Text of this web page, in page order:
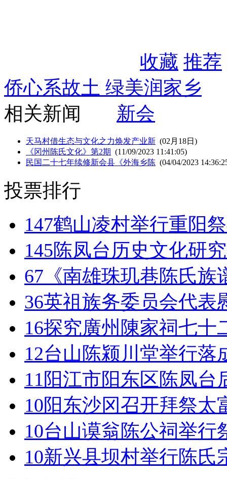
收藏 推荐
侨心系故土 绿美润家乡
相关新闻
新会
天马村借生态与文化之力焕发产业新 (02月18日)
《冈州陈氏文化》第2期 (11/09/2023 11:41:05)
民国二十七年续修新会县《外海乡陈 (04/04/2023
投票排行
147鹤山凌村举行重阳
145陈凤台历史文化研
67 《南雄珠玑巷陈氏族
36英祖族务委员会代表
16探究廣州陳家祠七十
12台山陈颍川堂举行落
11阳江市阳东区陈凤台
10阳东沙冈召开拜祭太
10台山谟翁陈公祠举行
10新兴县坝村举行陈氏